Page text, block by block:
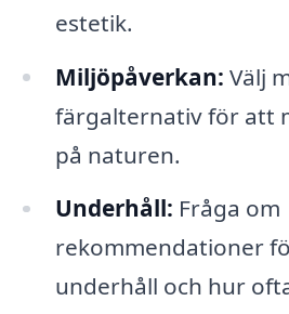
estetik.
Miljöpåverkan: Välj
färgalternativ för att
på naturen.
Underhåll: Fråga om
rekommendationer
underhåll och hur